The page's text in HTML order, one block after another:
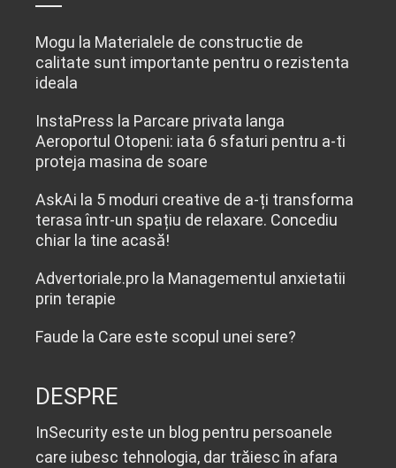
Mogu la Materialele de constructie de
calitate sunt importante pentru o rezistenta
ideala
InstaPress la Parcare privata langa
Aeroportul Otopeni: iata 6 sfaturi pentru a-ti
proteja masina de soare
AskAi la 5 moduri creative de a-ți transforma
terasa într-un spațiu de relaxare. Concediu
chiar la tine acasă!
Advertoriale.pro la Managementul anxietatii
prin terapie
Faude la Care este scopul unei sere?
DESPRE
InSecurity este un blog pentru persoanele
care iubesc tehnologia, dar trăiesc în afara